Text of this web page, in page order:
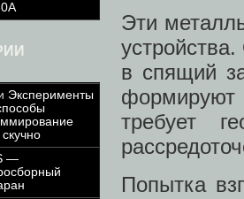
Эксперименты
—
Эти
в спящий
формируют
требует
Попытка